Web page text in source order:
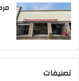
تصنيفات